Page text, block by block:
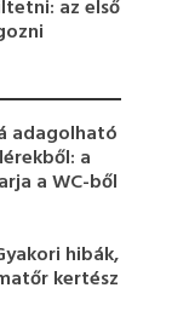
az első
adagolható
a
a WC-ből
hibák,
kertész